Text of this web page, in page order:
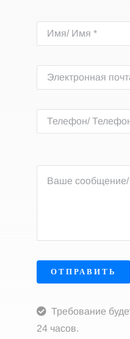
ОТПРАВИТЬ
Требование
24 часов.